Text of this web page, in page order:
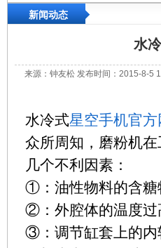
新闻动态
水
来源：钟友松 发布时间：2015-8-5
水冷式星空手机官方
众所周知，磨粉机
几个不利因素：
①：油性物料的含糖
②：外腔体的温度过
③：调节缸套上的内